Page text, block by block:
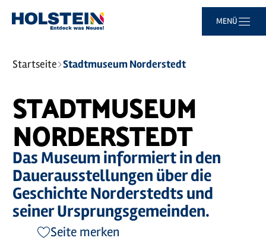
MENÜ
Sie
sind
Startseite Stadtmuseum Norderstedt
STADTMUSEUM
NORDERSTEDT
Das Museum informiert in den
Dauerausstellungen über die
Geschichte Norderstedts und
seiner Ursprungsgemeinden.
Seite merken